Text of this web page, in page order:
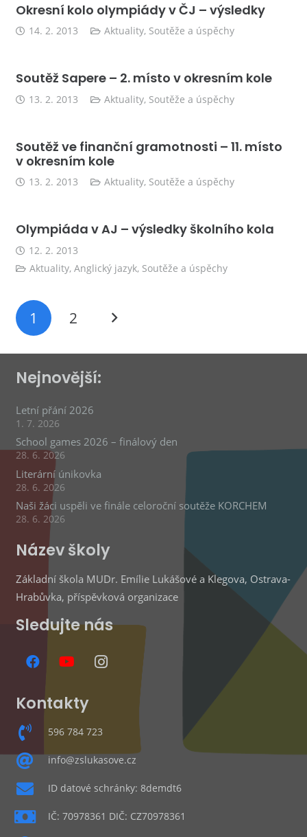
Okresní kolo olympiády v ČJ – výsledky
14. 2. 2013 Aktuality, Soutěže a úspěchy
Soutěž Sapere – 2. místo v okresním kole
13. 2. 2013 Aktuality, Soutěže a úspěchy
Soutěž ve finanční gramotnosti – 11. místo
v okresním kole
13. 2. 2013 Aktuality, Soutěže a úspěchy
Olympiáda v AJ – výsledky školního kola
12. 2. 2013
Aktuality, Anglický jazyk, Soutěže a úspěchy
1 2
Nejnovější:
Letní přání 2026
1. 7. 2026
School games 2026 – finálový den
28. 6. 2026
Literární únikovka
28. 6. 2026
Naši žáci uspěli ve finále celoroční soutěže KORCHEM
28. 6. 2026
Název školy
Základní škola MUDr. Emílie Lukášové a Klegova, Ostrava-
Hrabůvka, příspěvková organizace
Sledujte nás
Kontakty
596 784 723
info@zslukasove.cz
ID datové schránky: 8demdt6
IČ: 70978361 DIČ: CZ70978361